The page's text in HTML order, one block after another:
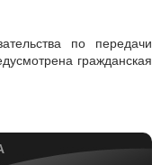
по передачи
гражданская